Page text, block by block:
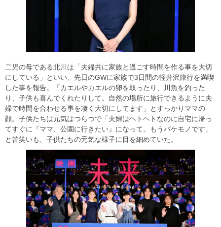
二児の母である北川は「夫婦共に家族と過ごす時間を作る事を大切
にしている」といい、先日のGWに家族で3日間の軽井沢旅行を満喫
した事を報告。「カエルやカエルの卵を取ったり、川魚を釣った
り、子供も喜んでくれたりして。自然の場所に旅行できるように夫
婦で時間を合わせる事を凄く大切にしてます」とすっかりママの
顔。子供たちは元気はつらつで「夫婦はヘトヘトなのに自宅に帰っ
てすぐに『ママ、公園に行きたい』になって。もうバケモノです」
と苦笑いも、子供たちの元気な様子に目を細めていた。